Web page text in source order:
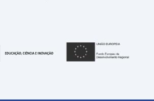
República Portuguesa